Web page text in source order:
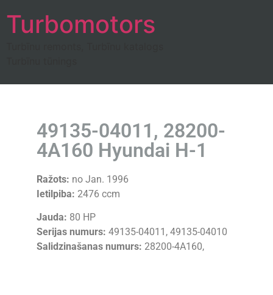
Turbomotors
49135-04011, 28200-
4A160 Hyundai H-1
Ražots: no Jan. 1996
Ietilpiba: 2476 ccm
Jauda: 80 HP
Serijas numurs: 49135-04011, 49135-04010
Salidzinašanas numurs: 28200-4A160,